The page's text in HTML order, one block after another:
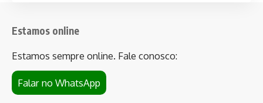
Estamos online
Estamos sempre online. Fale conosco:
Falar no WhatsApp